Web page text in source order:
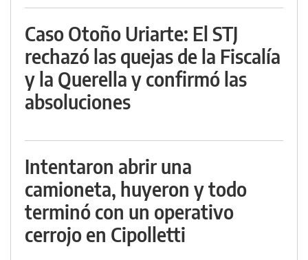
Caso Otoño Uriarte: El STJ
rechazó las quejas de la Fiscalía
y la Querella y confirmó las
absoluciones
Intentaron abrir una
camioneta, huyeron y todo
terminó con un operativo
cerrojo en Cipolletti